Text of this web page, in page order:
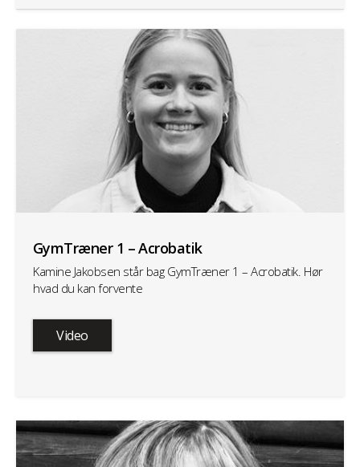
GymTræner 1 – Acrobatik
Kamine Jakobsen står bag GymTræner 1 – Acrobatik. Hør
hvad du kan forvente
Video